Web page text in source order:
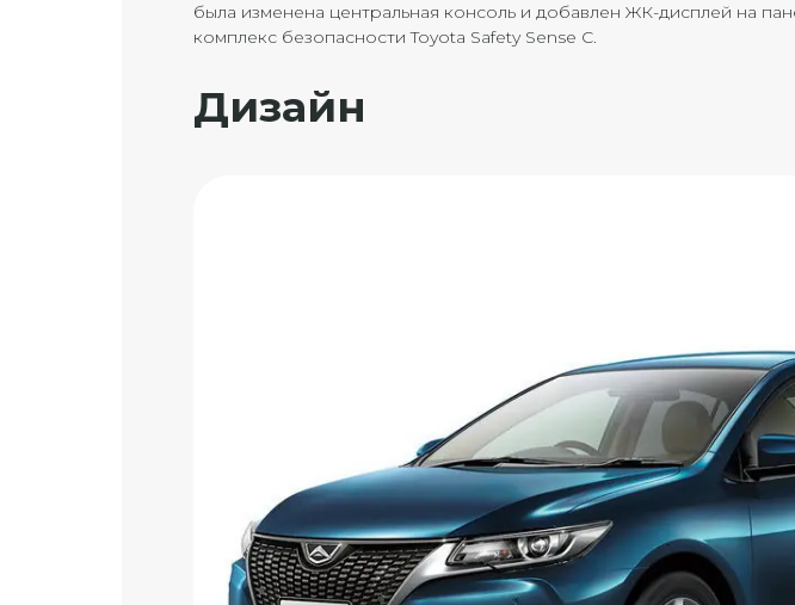
была изменена центральная консоль и добавлен ЖК-дисплей на
комплекс безопасности Toyota Safety Sense C.
Дизайн